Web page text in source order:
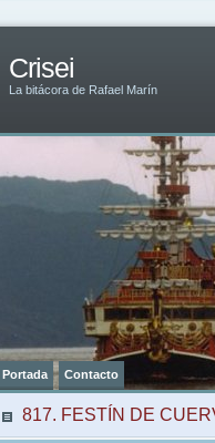
Crisei
La bitácora de Rafael Marín
Portada Contacto
817. FESTÍN DE